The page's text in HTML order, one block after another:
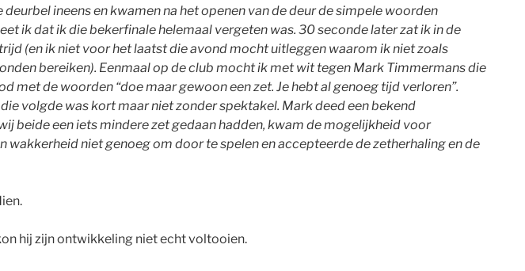
ineens en kwamen na het openen van de deur de simpele woorden
ik dat ik die bekerfinale helemaal vergeten was. 30 seconde later zat ik in de
(en ik niet voor het laatst die avond mocht uitleggen waarom ik niet zoals
bereiken). Eenmaal op de club mocht ik met wit tegen Mark Timmermans die
de woorden “doe maar gewoon een zet. Je hebt al genoeg tijd verloren”.
volgde was kort maar niet zonder spektakel. Mark deed een bekend
beide een iets mindere zet gedaan hadden, kwam de mogelijkheid voor
niet genoeg om door te spelen en accepteerde de zetherhaling en de
hij zijn ontwikkeling niet echt voltooien.